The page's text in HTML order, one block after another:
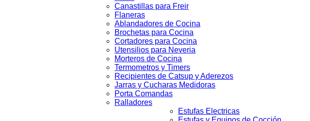
Canastillas para Freir
Flaneras
Ablandadores de Cocina
Brochetas para Cocina
Cortadores para Cocina
Utensilios para Neveria
Morteros de Cocina
Termometros y Timers
Recipientes de Catsup y Aderezos
Jarras y Cucharas Medidoras
Porta Comandas
Ralladores
Estufas Electricas